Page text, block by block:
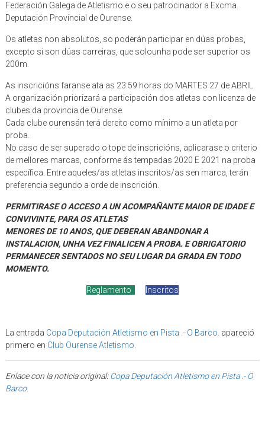
Federación Galega de Atletismo e o seu patrocinador a Excma.
Deputación Provincial de Ourense.
Os atletas non absolutos, so poderán participar en dúas probas,
excepto si son dúas carreiras, que solounha pode ser superior os
200m.
As inscricións faranse ata as 23:59 horas do MARTES 27 de ABRIL.
A organización priorizará a participación dos atletas con licenza de
clubes da provincia de Ourense.
Cada clube ourensán terá dereito como mínimo a un atleta por
proba.
No caso de ser superado o tope de inscricións, aplicarase o criterio
de mellores marcas, conforme ás tempadas 2020 E 2021 na proba
específica. Entre aqueles/as atletas inscritos/as sen marca, terán
preferencia segundo a orde de inscrición.
PERMITIRASE O ACCESO A UN ACOMPAÑANTE MAIOR DE IDADE E
CONVIVINTE, PARA OS ATLETAS
MENORES DE 10 ANOS, QUE DEBERAN ABANDONAR A
INSTALACION, UNHA VEZ FINALICEN A PROBA. EOBRIGATORIO
PERMANECER SENTADOS NO SEU LUGAR DA GRADA EN TODO
MOMENTO.
Reglamento Inscritos
La entrada Copa Deputación Atletismo en Pista .- O Barco. apareció
primero en Club Ourense Atletismo.
Enlace con la noticia original:Copa Deputación Atletismo en Pista .- O
Barco.